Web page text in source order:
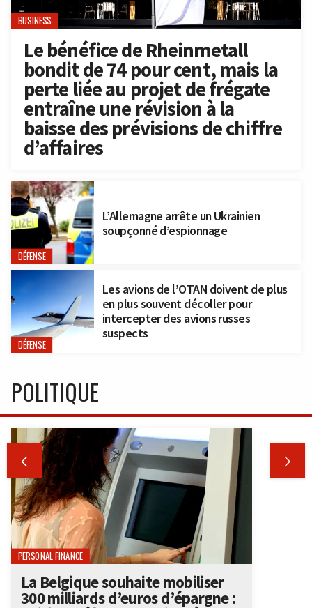
BUSINESS
Le bénéfice de Rheinmetall
bondit de 74 pour cent, mais la
perte liée au projet de frégate
entraîne une révision à la
baisse des prévisions de chiffre
d’affaires
DÉFENSE
L’Allemagne arrête un Ukrainien
soupçonné d’espionnage
DÉFENSE
Les avions de l’OTAN doivent de plus
en plus souvent décoller pour
intercepter des avions russes
suspects
POLITIQUE
 
PERSONAL FINANCE
La Belgique souhaite mobiliser
300 milliards d’euros d’épargne :